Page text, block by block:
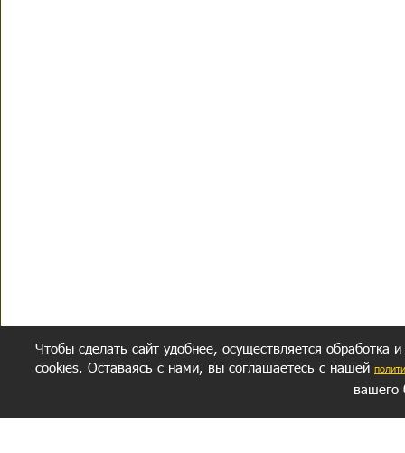
Чтобы сделать сайт удобнее, осуществляется обработка
cookies. Оставаясь с нами, вы соглашаетесь с нашей
вашего